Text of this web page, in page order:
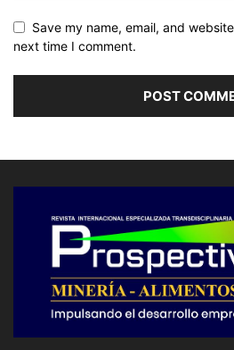
Save my name, email, and
next time I comment.